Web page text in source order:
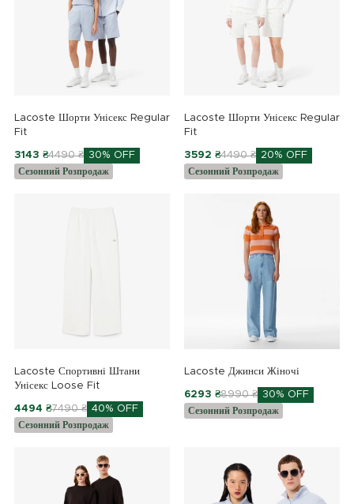
Lacoste Шорти Унісекс Regular
Fit
3143 ₴4490 ₴ 30% OFF
Сезонний Розпродаж
Lacoste Шорти Унісекс Regular
Fit
3592 ₴4490 ₴ 20% OFF
Сезонний Розпродаж
Lacoste Спортивні Штани
Унісекс Loose Fit
4494 ₴7490 ₴ 40% OFF
Сезонний Розпродаж
Lacoste Джинси Жіночі
6293 ₴8990 ₴ 30% OFF
Сезонний Розпродаж